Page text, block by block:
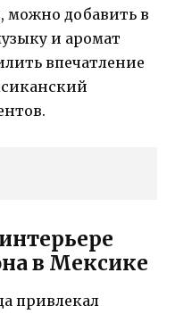
можно добавить в
и аромат
впечатление
в Мексике
привлекал